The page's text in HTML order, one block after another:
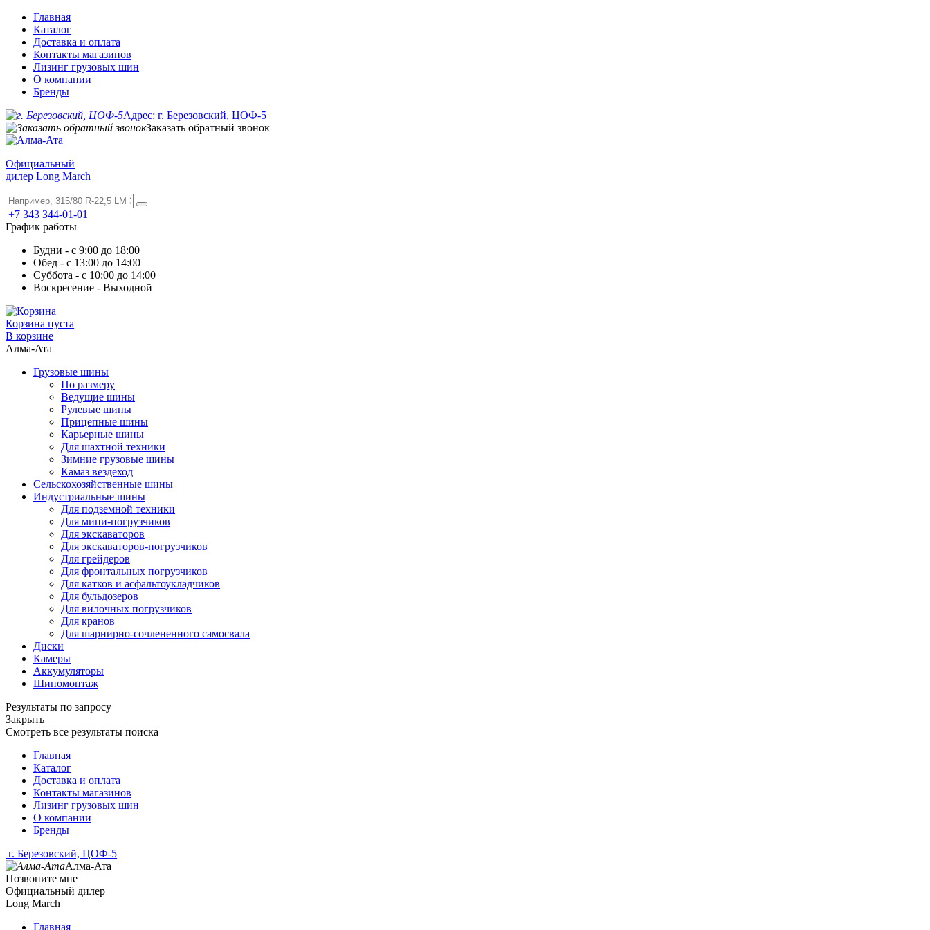
Главная
Каталог
Доставка и оплата
Контакты магазинов
Лизинг грузовых шин
О компании
Бренды
Адрес: г. Березовский, ЦОФ-5
Заказать обратный звонок
Официальный
дилер Long March
+7 343 344-01-01
График работы
Будни - с 9:00 до 18:00
Обед - с 13:00 до 14:00
Суббота - с 10:00 до 14:00
Воскресение - Выходной
Корзина пуста
В корзине
Алма-Ата
Грузовые шины
По размеру
Ведущие шины
Рулевые шины
Прицепные шины
Карьерные шины
Для шахтной техники
Зимние грузовые шины
Камаз вездеход
Сельскохозяйственные шины
Индустриальные шины
Для подземной техники
Для мини-погрузчиков
Для экскаваторов
Для экскаваторов-погрузчиков
Для грейдеров
Для фронтальных погрузчиков
Для катков и асфальтоукладчиков
Для бульдозеров
Для вилочных погрузчиков
Для кранов
Для шарнирно-сочлененного самосвала
Диски
Камеры
Аккумуляторы
Шиномонтаж
Результаты по запросу
Закрыть
Смотреть все результаты поиска
Главная
Каталог
Доставка и оплата
Контакты магазинов
Лизинг грузовых шин
О компании
Бренды
г. Березовский, ЦОФ-5
Алма-Ата
Позвоните мне
Официальный дилер
Long March
Главная